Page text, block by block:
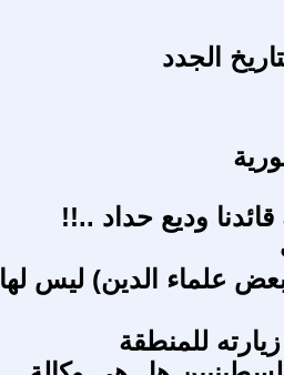
الجدد
وديع حداد ..!!
علماء الدين) ليس لها
للمنطقة